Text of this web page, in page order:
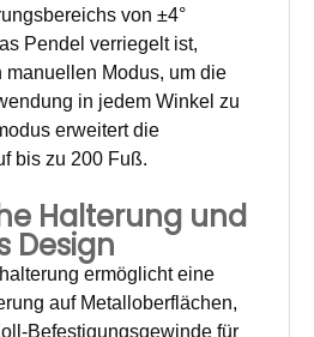
von ±4°
Pendel verriegelt ist,
manuellen Modus, um die
in jedem Winkel zu
erweitert die
bis zu 200 Fuß.
Halterung und
Design
ermöglicht eine
auf Metalloberflächen,
Befestigungsgewinde für